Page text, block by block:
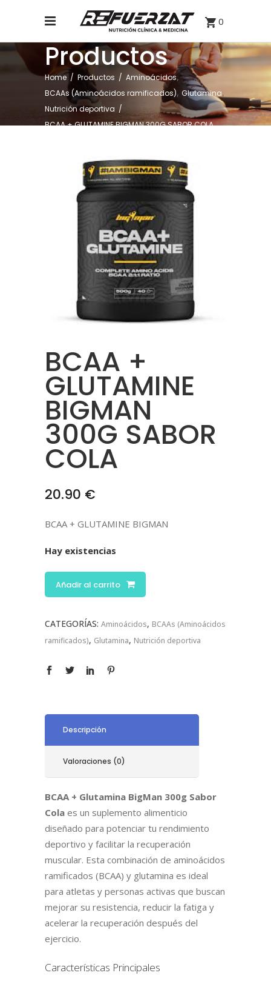
0
Productos
Home / Productos / Aminoácidos,
BCAAs (Aminoácidos ramificados), Glutamina,
Nutrición deportiva /
BCAA + GLUTAMINE BIGMAN 300G SABOR COLA
BCAA +
GLUTAMINE
BIGMAN
300G SABOR
COLA
20.90 €
BCAA + GLUTAMINE BIGMAN
Hay existencias
Añadir al carrito
CATEGORÍAS: Aminoácidos, BCAAs (Aminoácidos
ramificados), Glutamina, Nutrición deportiva
Descripción
Valoraciones (0)
BCAA + Glutamina BigMan 300g Sabor
Cola es un suplemento alimenticio
diseñado para potenciar tu rendimiento
deportivo y facilitar la recuperación
muscular. Esta combinación de aminoácidos
ramificados (BCAA) y glutamina es ideal
para atletas y personas activas que buscan
mejorar su resistencia, reducir la fatiga y
acelerar la recuperación después del
ejercicio.
Características Principales